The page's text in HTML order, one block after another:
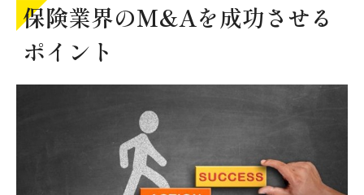
保険業界のM&Aを成功させる
ポイント